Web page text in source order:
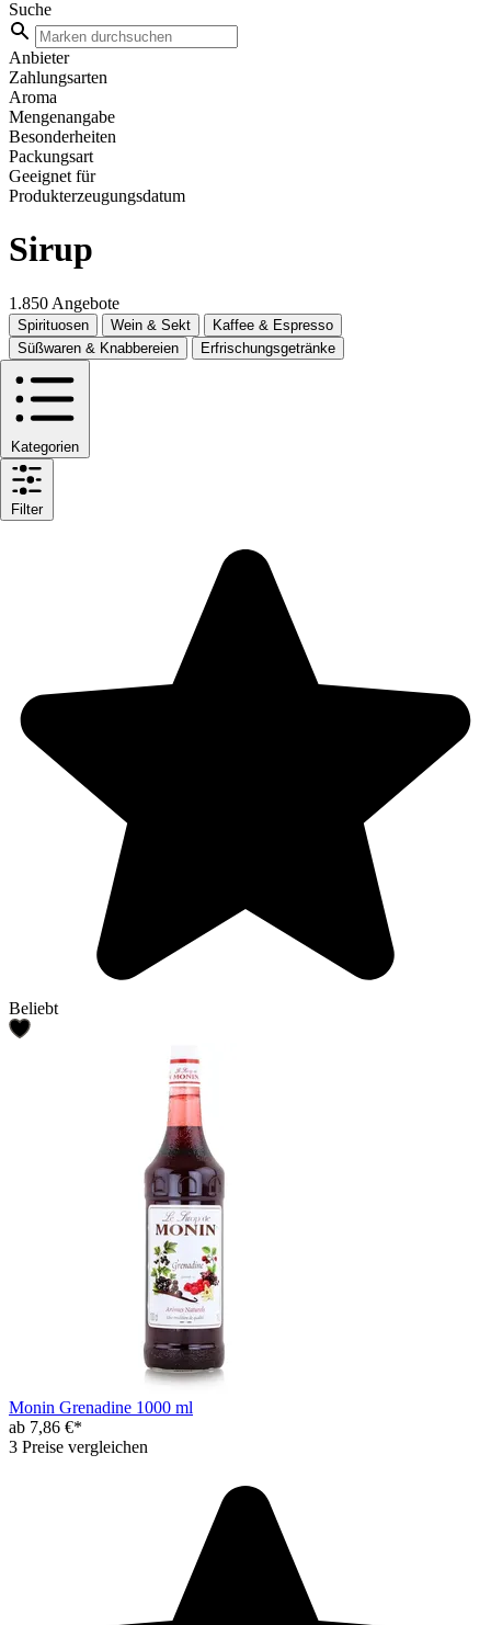
Suche
Anbieter
Zahlungsarten
Aroma
Mengenangabe
Besonderheiten
Packungsart
Geeignet für
Produkterzeugungsdatum
Sirup
1.850 Angebote
Spirituosen Wein & Sekt
Kaffee & Espresso
Süßwaren & Knabbereien
Erfrischungsgetränke
Kategorien
Filter
Beliebt
Monin Grenadine 1000 ml
ab 7,86 €*
3 Preise vergleichen